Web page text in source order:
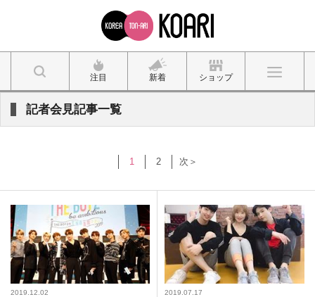
注目 新着 ショップ
記者会見記事一覧
1 2 次＞
2019.12.02 2019.07.17